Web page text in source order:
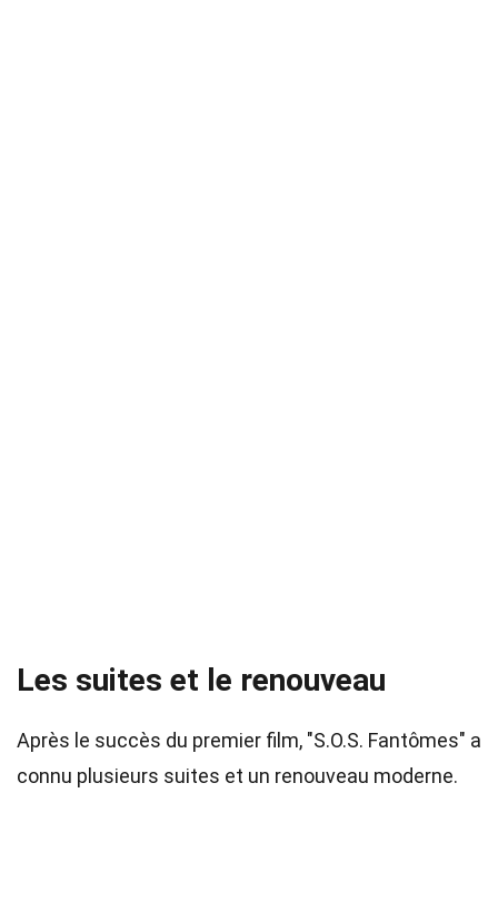
Les suites et le renouveau
Après le succès du premier film, "S.O.S. Fantômes" a
connu plusieurs suites et un renouveau moderne.